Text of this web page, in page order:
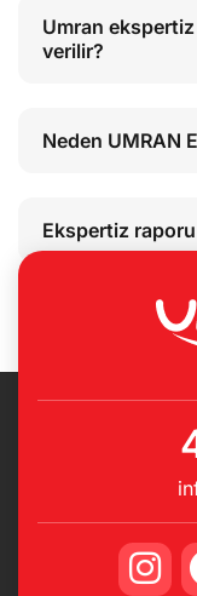
Umran
verilir?
Neden UMRAN
Ekspertiz raporu